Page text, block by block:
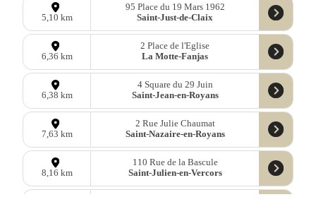
5,10 km
95 Place du 19 Mars 1962
Saint-Just-de-Claix
6,36 km
2 Place de l'Eglise
La Motte-Fanjas
6,38 km
4 Square du 29 Juin
Saint-Jean-en-Royans
7,63 km
2 Rue Julie Chaumat
Saint-Nazaire-en-Royans
8,16 km
110 Rue de la Bascule
Saint-Julien-en-Vercors